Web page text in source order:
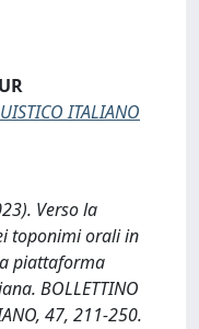
ITALIANO
Verso la
toponimi orali in
piattaforma
BOLLETTINO
47, 211-250.